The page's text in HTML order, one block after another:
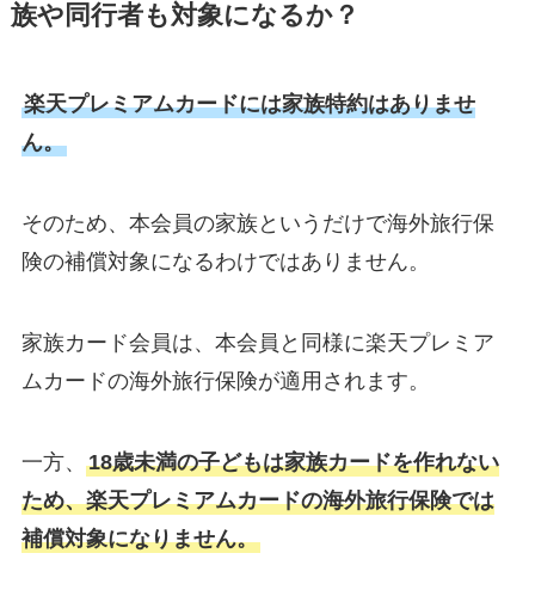
族や同行者も対象になるか？
楽天プレミアムカードには家族特約はありませ
ん。
そのため、本会員の家族というだけで海外旅行保
険の補償対象になるわけではありません。
家族カード会員は、本会員と同様に楽天プレミア
ムカードの海外旅行保険が適用されます。
一方、 18歳未満の子どもは家族カードを作れない
ため、楽天プレミアムカードの海外旅行保険では
補償対象になりません。